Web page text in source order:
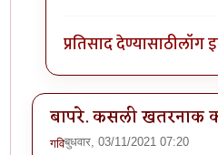
प्रतिसाद देण्यासाठीलॉग
बापरे. कसली खतरनाक
गविबुधवार, 03/11/2021 07:20